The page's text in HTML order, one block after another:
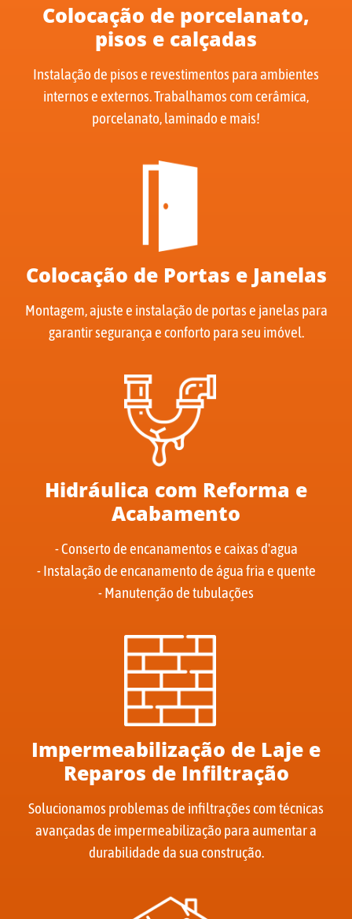
Colocação de porcelanato,
pisos e calçadas
Instalação de pisos e revestimentos para ambientes
internos e externos. Trabalhamos com cerâmica,
porcelanato, laminado e mais!
Colocação de Portas e Janelas
Montagem, ajuste e instalação de portas e janelas para
garantir segurança e conforto para seu imóvel.
Hidráulica com Reforma e
Acabamento
- Conserto de encanamentos e caixas d'agua
- Instalação de encanamento de água fria e quente
- Manutenção de tubulações
Impermeabilização de Laje e
Reparos de Infiltração
Solucionamos problemas de infiltrações com técnicas
avançadas de impermeabilização para aumentar a
durabilidade da sua construção.